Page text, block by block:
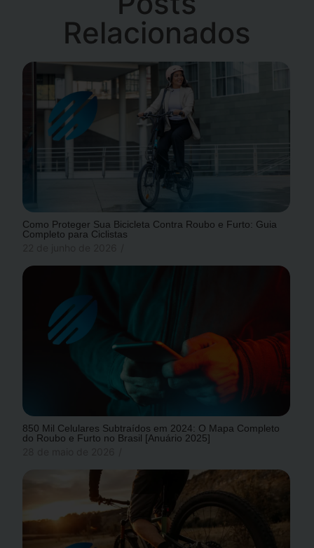
Relacionados
Como Proteger Sua Bicicleta Contra Roubo e Furto: Guia
Completo para Ciclistas
850 Mil Celulares Subtraídos em 2024: O Mapa Completo
do Roubo e Furto no Brasil [Anuário 2025]